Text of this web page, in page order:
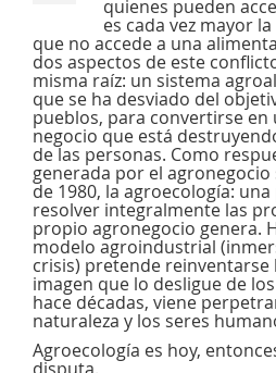
quienes pueden
es cada vez mayor
que no accede a una
dos aspectos de este
misma raíz: un sistema
que se ha desviado del
pueblos, para convertirse
negocio que está
de las personas. Como
generada por el agronegocio
de 1980, la agroecología:
resolver integralmente las
propio agronegocio genera.
modelo agroindustrial
crisis) pretende reinventarse
imagen que lo desligue de
hace décadas, viene
naturaleza y los seres
Agroecología es hoy,